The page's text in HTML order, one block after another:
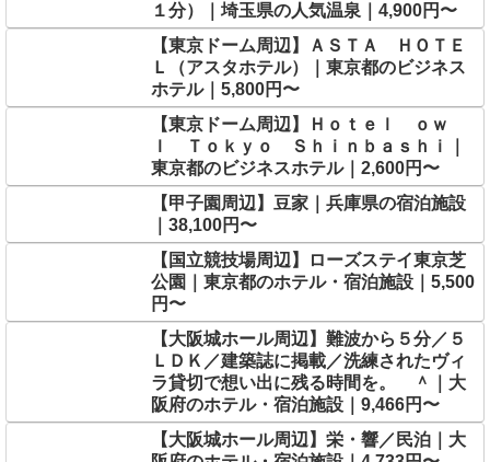
１分）｜埼玉県の人気温泉｜4,900円〜
【東京ドーム周辺】ＡＳＴＡ ＨＯＴＥ
Ｌ（アスタホテル）｜東京都のビジネス
ホテル｜5,800円〜
【東京ドーム周辺】Ｈｏｔｅｌ ｏｗ
ｌ Ｔｏｋｙｏ Ｓｈｉｎｂａｓｈｉ｜
東京都のビジネスホテル｜2,600円〜
【甲子園周辺】豆家｜兵庫県の宿泊施設
｜38,100円〜
【国立競技場周辺】ローズステイ東京芝
公園｜東京都のホテル・宿泊施設｜5,500
円〜
【大阪城ホール周辺】難波から５分／５
ＬＤＫ／建築誌に掲載／洗練されたヴィ
ラ貸切で想い出に残る時間を。 ＾｜大
阪府のホテル・宿泊施設｜9,466円〜
【大阪城ホール周辺】栄・響／民泊｜大